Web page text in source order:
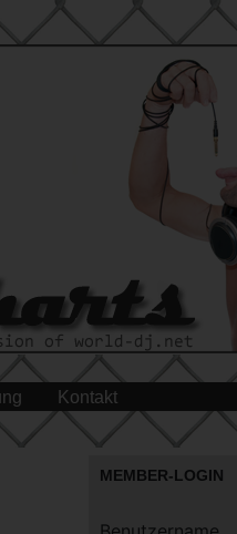
Kontakt
MEMBER-LOGIN